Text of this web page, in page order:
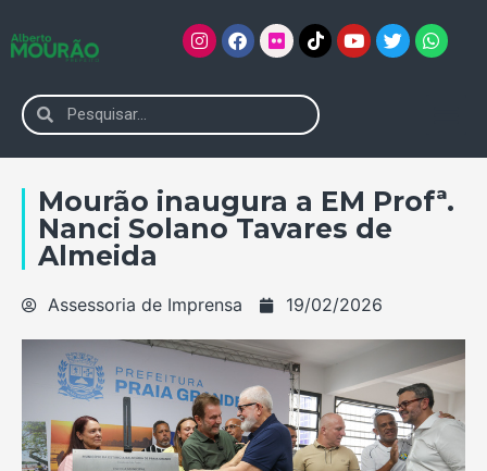
Mourão inaugura a EM Profª.
Nanci Solano Tavares de
Almeida
Assessoria de Imprensa 19/02/2026